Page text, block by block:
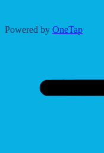
Powered by OneTap